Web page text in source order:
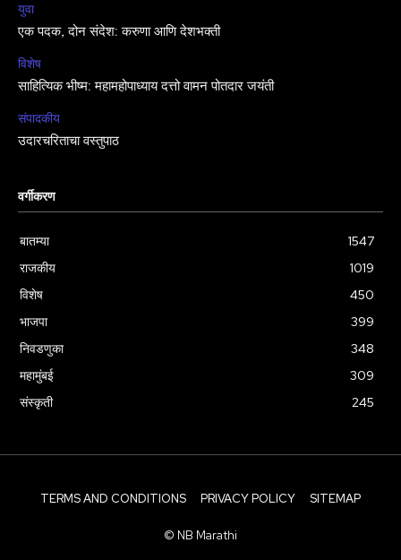
युवा
एक पदक, दोन संदेश: करुणा आणि देशभक्ती
विशेष
साहित्यिक भीष्म: महामहोपाध्याय दत्तो वामन पोतदार जयंती
संपादकीय
उदारचरिताचा वस्तुपाठ
वर्गीकरण
बातम्या
1547
राजकीय
1019
विशेष
450
भाजपा
399
निवडणुका
348
महामुंबई
309
संस्कृती
245
TERMS AND CONDITIONS PRIVACY POLICY SITEMAP
© NB Marathi